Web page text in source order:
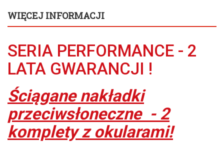
WIĘCEJ INFORMACJI
SERIA PERFORMANCE - 2
LATA GWARANCJI !
Ściągane nakładki
przeciwsłoneczne - 2
komplety z okularami!